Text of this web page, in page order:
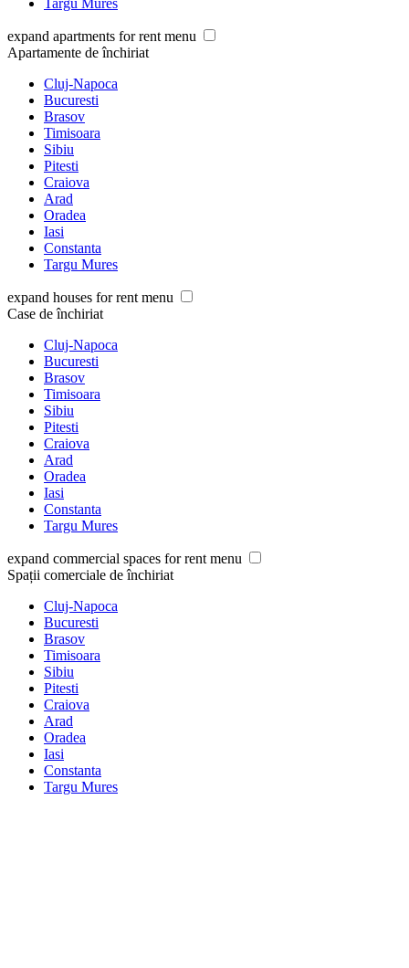
Targu Mures
expand apartments for rent menu
Apartamente de închiriat
Cluj-Napoca
Bucuresti
Brasov
Timisoara
Sibiu
Pitesti
Craiova
Arad
Oradea
Iasi
Constanta
Targu Mures
expand houses for rent menu
Case de închiriat
Cluj-Napoca
Bucuresti
Brasov
Timisoara
Sibiu
Pitesti
Craiova
Arad
Oradea
Iasi
Constanta
Targu Mures
expand commercial spaces for rent menu
Spații comerciale de închiriat
Cluj-Napoca
Bucuresti
Brasov
Timisoara
Sibiu
Pitesti
Craiova
Arad
Oradea
Iasi
Constanta
Targu Mures